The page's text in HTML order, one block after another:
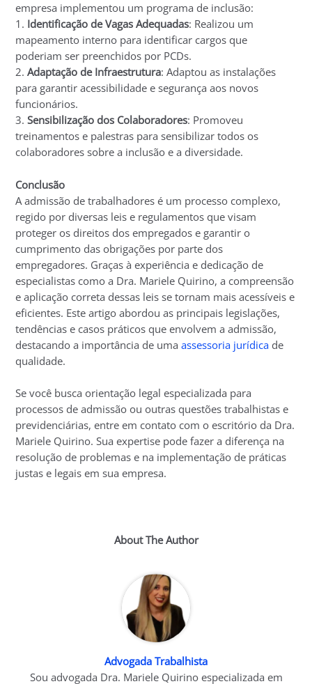
empresa implementou um programa de inclusão:
1. Identificação de Vagas Adequadas: Realizou um
mapeamento interno para identificar cargos que
poderiam ser preenchidos por PCDs.
2.Adaptação de Infraestrutura: Adaptou as instalações
para garantir acessibilidade e segurança aos novos
funcionários.
3.Sensibilização dos Colaboradores: Promoveu
treinamentos e palestras para sensibilizar todos os
colaboradores sobre a inclusão e a diversidade.
Conclusão
A admissão de trabalhadores é um processo complexo,
regido por diversas leis e regulamentos que visam
proteger os direitos dos empregados e garantir o
cumprimento das obrigações por parte dos
empregadores. Graças à experiência e dedicação de
especialistas como a Dra. Mariele Quirino, a compreensão
e aplicação correta dessas leis se tornam mais acessíveis e
eficientes. Este artigo abordou as principais legislações,
tendências e casos práticos que envolvem a admissão,
destacando a importância de umaassessoria jurídica de
qualidade.
Se você busca orientação legal especializada para
processos de admissão ou outras questões trabalhistas e
previdenciárias, entre em contato com o escritório da Dra.
Mariele Quirino. Sua expertise pode fazer a diferença na
resolução de problemas e na implementação de práticas
justas e legais em sua empresa.
About The Author
Advogada Trabalhista
Sou advogada Dra. Mariele Quirino especializada em